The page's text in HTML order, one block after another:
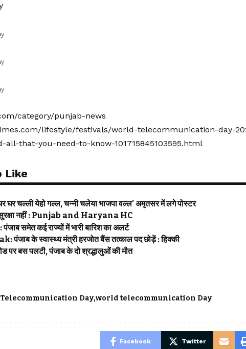
category/punjab-news
lifestyle/festivals/world-telecommunication-day-
all-that-you-need-to-know-101715845103595.html
Like
चल्ली येहो गल्ल, चन्नी चलेया भाजपा वल्ल’ अमृतसर में लगे पोस्टर
सुरक्षा नहीं : Punjab and Haryana HC
समेत कई राज्यों में भारी बारिश का अलर्ट
के स्वास्थ्य मंत्री हरजोत बैंस तत्काल पद छोड़ें : हिक्की
पर बस पलटी, पंजाब के दो श्रद्धालुओं की मौत
Telecommunication Day world telecommunication Day
Facebook Twitter